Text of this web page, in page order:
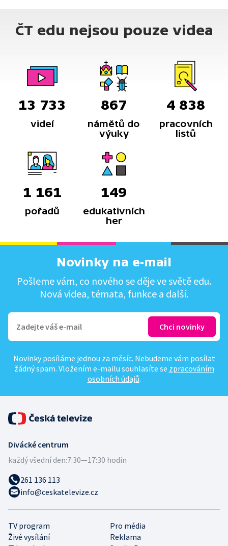
ČT edu nejsou pouze videa
13 733
videí
867
námětů do
výuky
4 838
pracovních
listů
1 161
pořadů
149
edukativních
her
Novinky na e-mail
Pošleme vám, co nového se děje ve světě edu.
Nová videa, témata, funkce a další.
Novinky posíláme jednou za měsíc. Nebudeme vám posílat
žádný spam. Vložením e-mailu souhlasíte se zpracováním
osobních údajů.